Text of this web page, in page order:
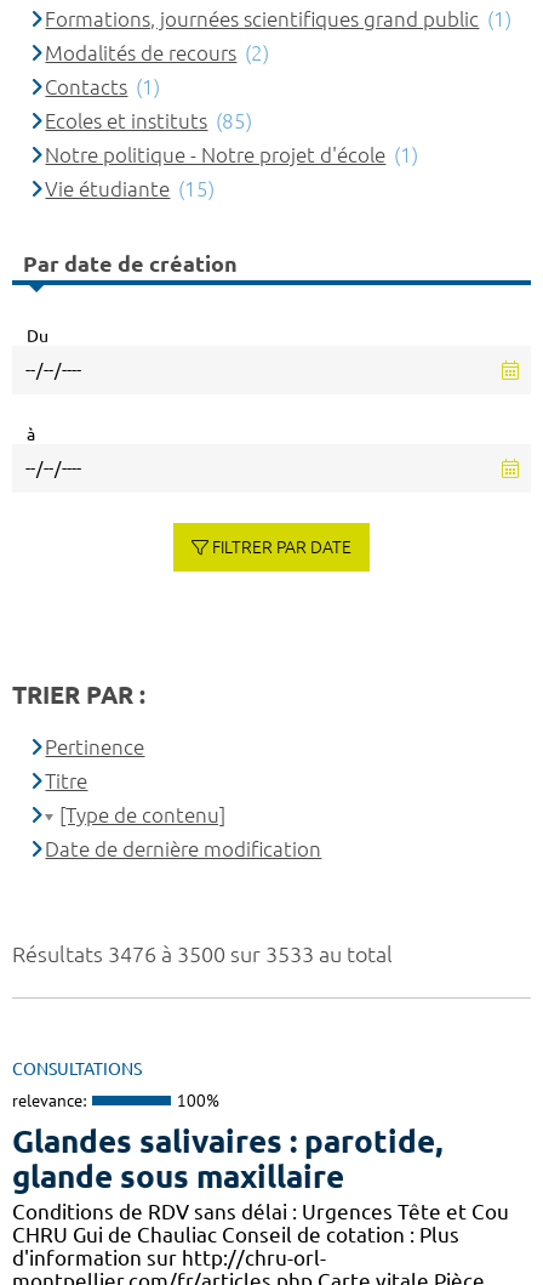
Résultats 3476 à 3500 sur 3533 au total
CONSULTATIONS
relevance: 100%
Glandes salivaires : parotide,
glande sous maxillaire
Conditions de RDV sans délai : Urgences Tête et Cou
CHRU Gui de Chauliac Conseil de cotation : Plus
d'information sur http://chru-orl-
Formations, journées scientifiques grand public (1)
Modalités de recours (2)
Contacts (1)
Ecoles et instituts (85)
Notre politique - Notre projet d'école (1)
Vie étudiante (15)
Par date de création
Du
à
FILTRER PAR DATE
TRIER PAR :
Pertinence
Titre
[Type de contenu]
Date de dernière modification